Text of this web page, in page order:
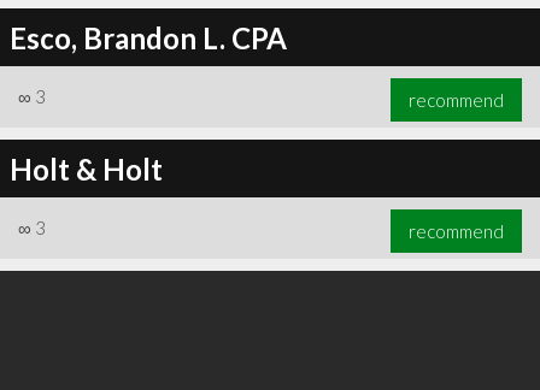
Esco, Brandon L. CPA
∞ 3 recommend
Holt & Holt
∞ 3 recommend